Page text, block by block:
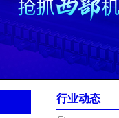
行业动态